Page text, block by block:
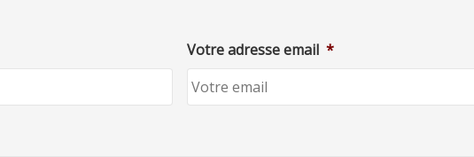
Votre adresse email *